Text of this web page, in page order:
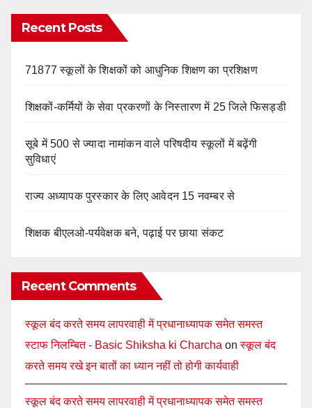
Recent Posts
71877 स्कूलों के शिक्षकों को आधुनिक शिक्षण का प्रशिक्षण
शिक्षकों-कर्मियों के सेवा प्रकरणों के निस्तारण में 25 जिले फिसड्डी
सूबे में 500 से ज्यादा नामांकन वाले परिषदीय स्कूलों में बढ़ेंगी
सुविधाएं
राज्य अध्यापक पुरस्कार के लिए आवेदन 15 नवम्बर से
शिक्षक बीएलओ-पर्यवेक्षक बने, पढ़ाई पर छाया संकट
Recent Comments
स्कूल बंद करते समय लापरवाही में प्रधानाध्यापक समेत समस्त
स्टाफ निलम्बित - Basic Shiksha ki Charcha onस्कूल बंद
करते समय रखे इन बातों का ध्यान नहीं तो होगी कार्यवाही
स्कूल बंद करते समय लापरवाही में प्रधानाध्यापक समेत समस्त